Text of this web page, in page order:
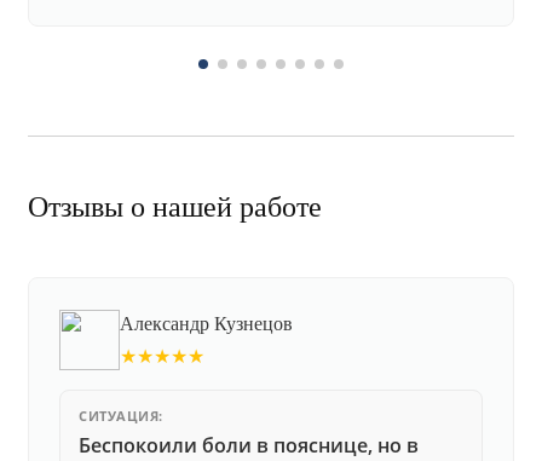
Отзывы о нашей работе
Александр Кузнецов
★★★★★
СИТУАЦИЯ:
Беспокоили боли в пояснице, но в